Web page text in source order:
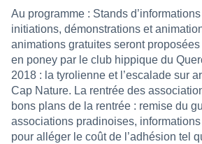
Au programme : Stands
initiations, démonstrations et
animations gratuites seront
en poney par le club hippique du
2018 : la tyrolienne et l’escalade sur
Cap Nature. La rentrée des
bons plans de la rentrée : remise du
associations pradinoises,
pour alléger le coût de l’adhésion tel